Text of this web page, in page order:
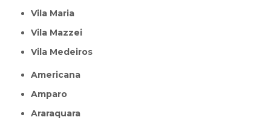
Vila Maria
Vila Mazzei
Vila Medeiros
Americana
Amparo
Araraquara